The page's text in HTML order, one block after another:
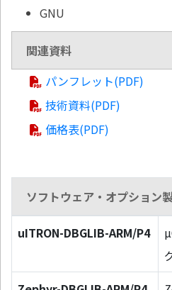
GNU
関連資料
パンフレット(PDF)
技術資料(PDF)
価格表(PDF)
ソフトウェア・オプション
uITRON-DBGLIB-ARM/P4